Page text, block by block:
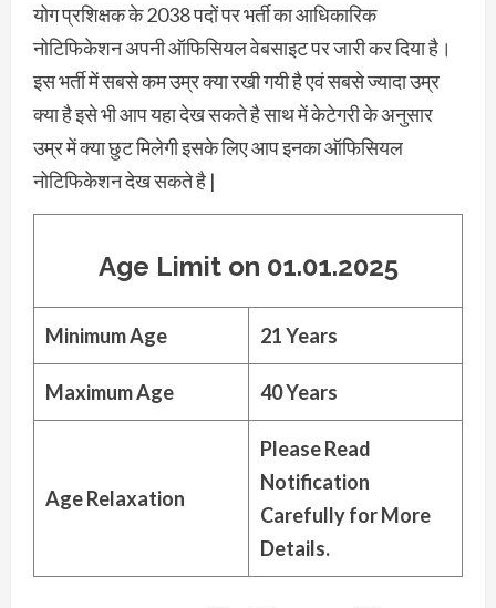
योग प्रशिक्षक के 2038 पदों पर भर्ती का आधिकारिक
नोटिफिकेशन अपनी ऑफिसियल वेबसाइट पर जारी कर दिया है।
इस भर्ती में सबसे कम उम्र क्या रखी गयी है एवं सबसे ज्यादा उम्र
क्या है इसे भी आप यहा देख सकते है साथ में केटेगरी के अनुसार
उम्र में क्या छुट मिलेगी इसके लिए आप इनका ऑफिसियल
नोटिफिकेशन देख सकते है |
Age Limit on 01.01.2025
Minimum Age 21 Years
Maximum Age 40 Years
Age Relaxation
Please Read
Notification
Carefully for More
Details.